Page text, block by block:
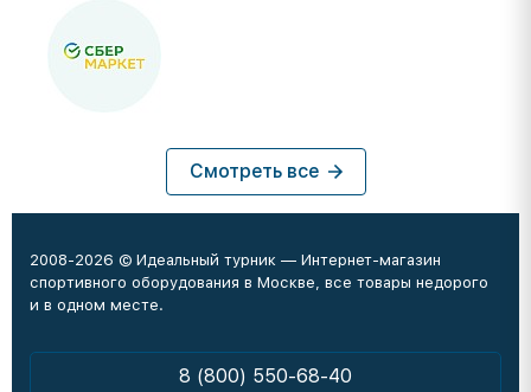
Смотреть все
2008-2026 © Идеальный турник — Интернет-магазин
спортивного оборудования в Москве, все товары недорого
и в одном месте.
8 (800) 550-68-40